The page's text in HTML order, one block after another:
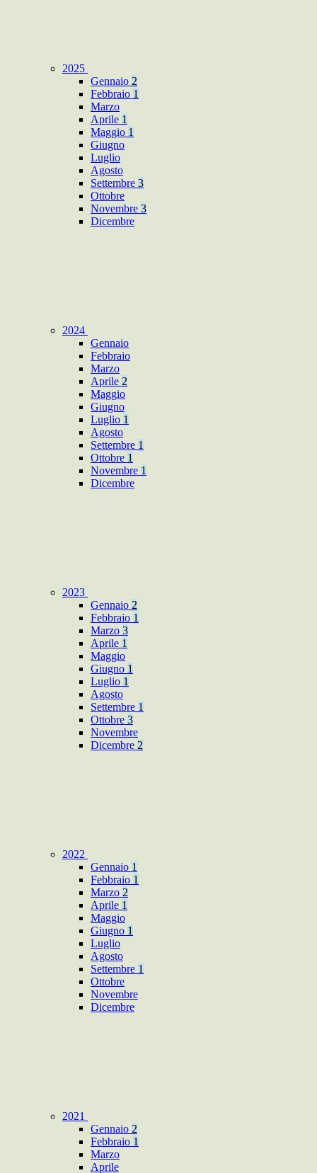
2025
Gennaio 2
Febbraio 1
Marzo
Aprile 1
Maggio 1
Giugno
Luglio
Agosto
Settembre 3
Ottobre
Novembre 3
Dicembre
2024
Gennaio
Febbraio
Marzo
Aprile 2
Maggio
Giugno
Luglio 1
Agosto
Settembre 1
Ottobre 1
Novembre 1
Dicembre
2023
Gennaio 2
Febbraio 1
Marzo 3
Aprile 1
Maggio
Giugno 1
Luglio 1
Agosto
Settembre 1
Ottobre 3
Novembre
Dicembre 2
2022
Gennaio 1
Febbraio 1
Marzo 2
Aprile 1
Maggio
Giugno 1
Luglio
Agosto
Settembre 1
Ottobre
Novembre
Dicembre
2021
Gennaio 2
Febbraio 1
Marzo
Aprile